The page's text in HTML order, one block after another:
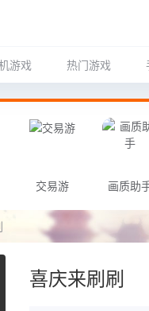
游戏 热门游戏
交易游 画质助
喜庆来刷刷